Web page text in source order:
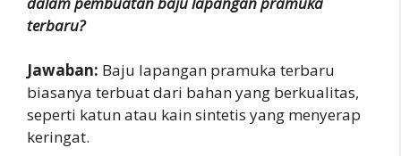
terbaru?
Jawaban: Baju lapangan pramuka terbaru
biasanya terbuat dari bahan yang berkualitas,
seperti katun atau kain sintetis yang menyerap
keringat.